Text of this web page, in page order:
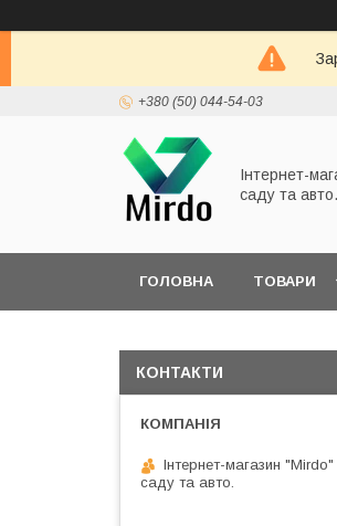
+380 (50) 044-54-03
Інтернет-
саду та авто.
ГОЛОВНА ТОВАРИ
КОНТАКТИ
Інтернет-магазин
саду та авто.